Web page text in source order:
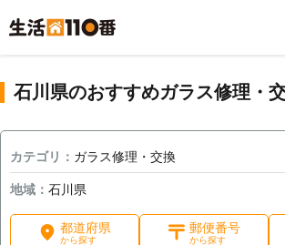
石川県のおすすめガラス修理・
カテゴリ： ガラス修理・交換
地域： 石川県
都道府県
から探す
郵便番号
から探す